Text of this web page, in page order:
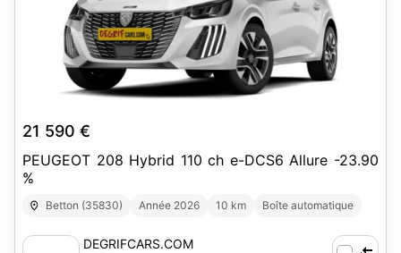
21 590 €
PEUGEOT 208 Hybrid 110 ch e-DCS6 Allure -23.90
%
Betton (35830) Année 2026 10 km Boîte automatique
DEGRIFCARS.COM